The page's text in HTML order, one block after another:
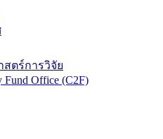
ตร์การวิจัย
Fund Office (C2F)